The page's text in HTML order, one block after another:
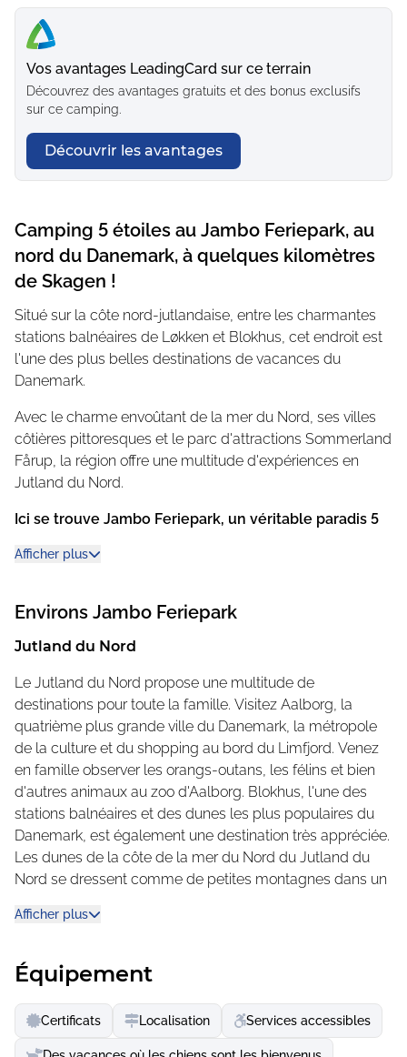
Vos avantages LeadingCard sur ce terrain
Découvrez des avantages gratuits et des bonus exclusifs
sur ce camping.
Découvrir les avantages
Camping 5 étoiles au Jambo Feriepark, au
nord du Danemark, à quelques kilomètres
de Skagen !
Situé sur la côte nord-jutlandaise, entre les charmantes
stations balnéaires de Løkken et Blokhus, cet endroit est
l'une des plus belles destinations de vacances du
Danemark.
Avec le charme envoûtant de la mer du Nord, ses villes
côtières pittoresques et le parc d'attractions Sommerland
Fårup, la région offre une multitude d'expériences en
Jutland du Nord.
Ici se trouve Jambo Feriepark, un véritable paradis 5
de sculptures d'éléphants grandeur nature et plus vraies
que nature. Pour le reste, tout est typiquement nordique :
impeccables et grandes cuisines communes.
Notre parc de vacances 5 étoiles dispose de toutes les
installations d'un camping, mais vous pouvez aussi louer
une caravane entièrement équipée. Vous pouvez
également réserver un chalet de luxe confortable
pouvant accueillir jusqu'à six personnes, avec salle de
bain privée et cuisine entièrement équipée. Avec son
espace aquatique chauffé, le Jambo Feriepark est parfait
lorsque la mer est trop froide pour la baignade.
La magnifique plage de sable est toute proche, entourée
que pour ses nombreuses activités destinées aux
familles avec enfants.
Une grande salle d'activités permet d’éviter l’ennui
Afficher plus
Environs Jambo Feriepark
Jutland du Nord
Le Jutland du Nord propose une multitude de
destinations pour toute la famille. Visitez Aalborg, la
quatrième plus grande ville du Danemark, la métropole
de la culture et du shopping au bord du Limfjord. Venez
en famille observer les orangs-outans, les félins et bien
d'autres animaux au zoo d'Aalborg. Blokhus, l'une des
stations balnéaires et des dunes les plus populaires du
Danemark, est également une destination très appréciée.
Les dunes de la côte de la mer du Nord du Jutland du
Nord se dressent comme de petites montagnes dans un
- beaucoup de choses à faire dans le Jutland du Nord.
À seulement deux kilomètres du parc de vacances
Jambo, Fårup Sommerland, le parc d'attractions familial
très apprécié, vous accueille. Sept montagnes russes et
Afficher plus
Équipement
Certificats Localisation Services accessibles